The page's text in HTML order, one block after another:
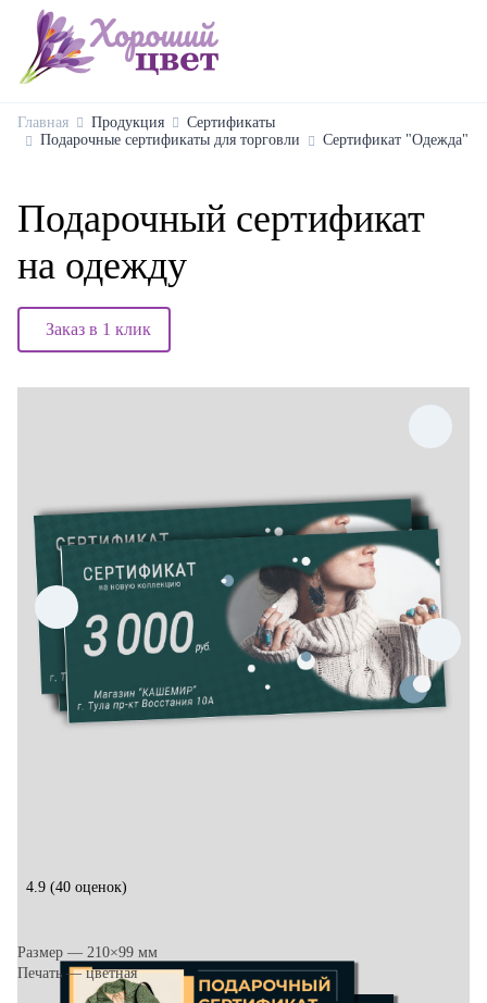
Главная Продукция
Сертификаты
Подарочные сертификаты для торговли
Сертификат "Одежда"
Подарочный сертификат
на одежду
Заказ в 1 клик
4.9 (40 оценок)
Размер — 210×99 мм
Печать — цветная